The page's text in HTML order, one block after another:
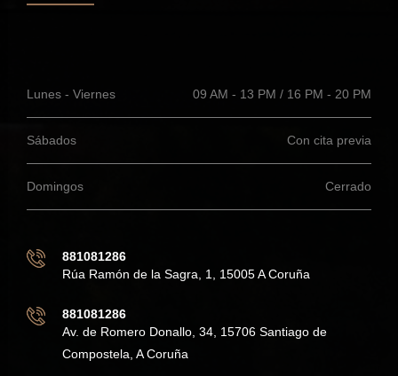
Lunes - Viernes 09 AM - 13 PM / 16 PM - 20 PM
Sábados Con cita previa
Domingos Cerrado
881081286
Rúa Ramón de la Sagra, 1, 15005 A Coruña
881081286
Av. de Romero Donallo, 34, 15706 Santiago de
Compostela, A Coruña